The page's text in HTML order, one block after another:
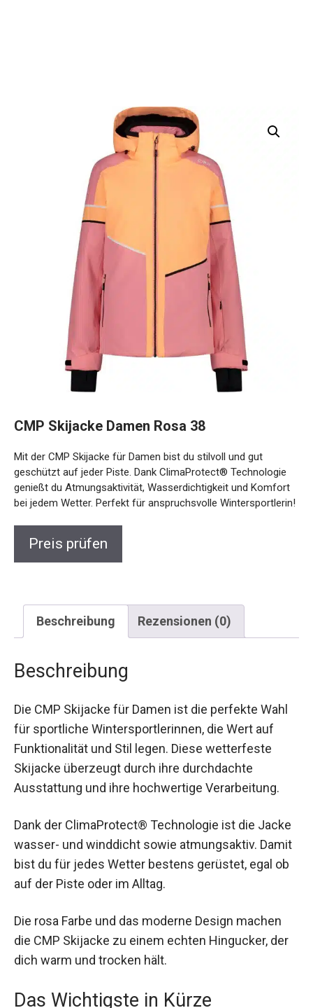
geschützt auf jeder Piste. Dank ClimaProtect® Technologie
genießt du Atmungsaktivität, Wasserdichtigkeit und
Komfort bei jedem Wetter. Perfekt für anspruchsvolle
Wintersportlerin!
Preis prüfen
Beschreibung Rezensionen (0)
Beschreibung
Die CMP Skijacke für Damen ist die perfekte Wahl
für sportliche Wintersportlerinnen, die Wert auf
Funktionalität und Stil legen. Diese wetterfeste
Skijacke überzeugt durch ihre durchdachte
Ausstattung und ihre hochwertige Verarbeitung.
Dank der ClimaProtect® Technologie ist die
Jacke wasser- und winddicht sowie
atmungsaktiv. Damit bist du für jedes Wetter
bestens gerüstet, egal ob auf der Piste oder im
Die rosa Farbe und das moderne Design machen
die CMP Skijacke zu einem echten Hingucker, der